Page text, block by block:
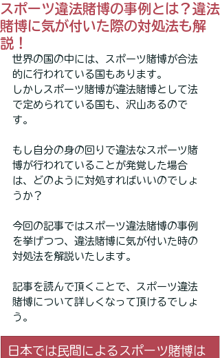
スポーツ違法賭博の事例とは？違法
賭博に気が付いた際の対処法も解
説！
世界の国の中には、スポーツ賭博が合法
的に行われている国もあります。
しかしスポーツ賭博が違法賭博として法
で定められている国も、沢山あるので
す。
もし自分の身の回りで違法なスポーツ賭
博が行われていることが発覚した場合
は、どのように対処すればいいのでしょ
うか？
今回の記事ではスポーツ違法賭博の事例
を挙げつつ、違法賭博に気が付いた時の
対処法を解説いたします。
記事を読んで頂くことで、スポーツ違法
賭博について詳しくなって頂けるでしょ
う。
日本では民間によるスポーツ賭博は